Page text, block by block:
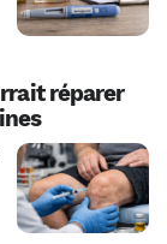
réparer